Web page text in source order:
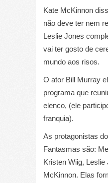
Kate McKinnon
não deve ter nem
Leslie Jones
vai ter gosto de
mundo aos risos.
O ator Bill Murray
programa que
elenco, (ele
franquia).
As protagonistas
Fantasmas são:
Kristen Wiig, Leslie
McKinnon. Elas